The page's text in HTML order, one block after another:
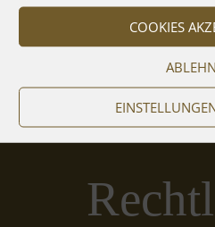
COOKIES